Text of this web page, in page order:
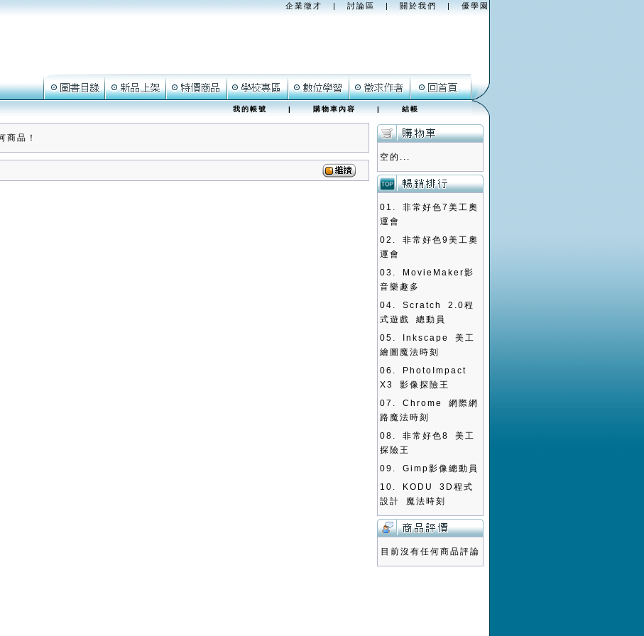
企業徵才 | 討論區 | 關於我們 | 優學園
我的帳號|購物車內容|結帳
商品！
空的...
01. 非常好色7美工奧
運會
02. 非常好色9美工奧
運會
03.
MovieMaker影
音樂趣多
04. Scratch 2.0程
式遊戲 總動員
05.
Inkscape 美工
繪圖魔法時刻
06.
PhotoImpact
X3 影像探險王
07. Chrome 網際網
路魔法時刻
08. 非常好色8 美工
探險王
09. Gimp影像總動員
10.
KODU 3D程式
設計 魔法時刻
目前沒有任何商品評論